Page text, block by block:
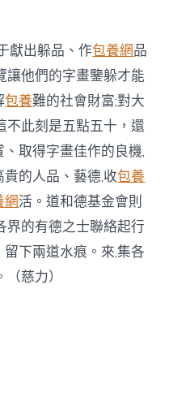
獻出躲品、作包養網品
讓他們的字畫鑒躲才能
包養難的社會財富;對大
不此刻是五點五十，還
取得字畫佳作的良機,
的人品、藝德,收包養
網活。道和德基金會則
界的有德之士聯絡起行
留下兩道水痕。來,集各
慈力）